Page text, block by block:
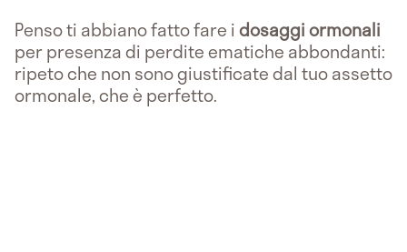
Penso ti abbiano fatto fare idosaggi ormonali
per presenza di perdite ematiche abbondanti:
ripeto che non sono giustificate dal tuo assetto
ormonale, che è perfetto.